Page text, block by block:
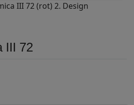
III 72 (rot) 2. Design
III 72